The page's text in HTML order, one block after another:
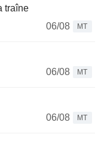
traîne
06/08
MT
06/08
MT
06/08
MT